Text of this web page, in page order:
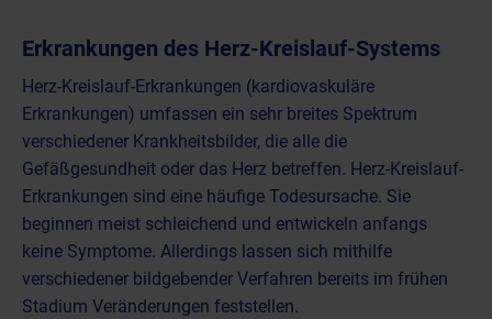
Erkrankungen des Herz-Kreislauf-Systems
Herz-Kreislauf-Erkrankungen (kardiovaskuläre
Erkrankungen) umfassen ein sehr breites Spektrum
verschiedener Krankheitsbilder, die alle die
Gefäßgesundheit oder das Herz betreffen. Herz-Kreislauf-
Erkrankungen sind eine häufige Todesursache. Sie
beginnen meist schleichend und entwickeln anfangs
keine Symptome. Allerdings lassen sich mithilfe
verschiedener bildgebender Verfahren bereits im frühen
Stadium Veränderungen feststellen.